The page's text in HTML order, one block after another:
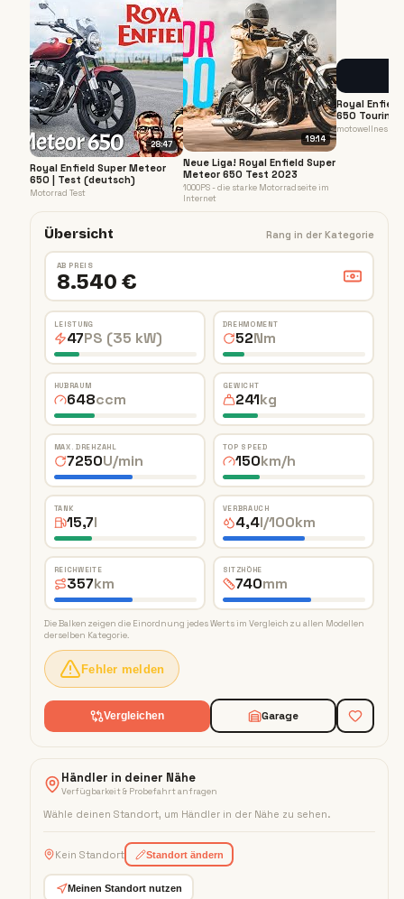
28:47
Royal Enfield Super Meteor
650 | Test (deutsch)
Motorrad Test
19:14
Neue Liga! Royal Enfield Super
Meteor 650 Test 2023
1000PS - die starke Motorradseite im
Internet
Royal
650 Touring
Probefahrt
motowellness
Übersicht Rang in der Kategorie
AB PREIS
8.540 €
LEISTUNG
47PS (35 kW)
DREHMOMENT
52Nm
HUBRAUM
648ccm
GEWICHT
241kg
MAX. DREHZAHL
7250U/min
TOP SPEED
150km/h
TANK
15,7l
VERBRAUCH
4,4l/100km
REICHWEITE
357km
SITZHÖHE
740mm
Die Balken zeigen die Einordnung jedes Werts im Vergleich zu allen Modellen
derselben Kategorie.
Fehler melden
Vergleichen Garage
Händler in deiner Nähe
Verfügbarkeit & Probefahrt anfragen
Wähle deinen Standort, um Händler in der Nähe zu sehen.
Kein Standort Standort ändern
Meinen Standort nutzen